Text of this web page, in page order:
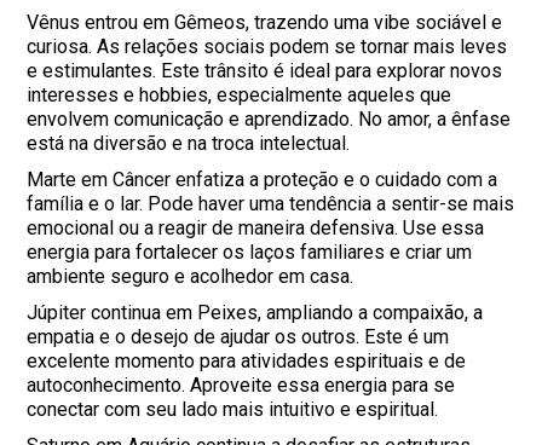
Vênus entrou em Gêmeos, trazendo uma vibe sociável e
curiosa. As relações sociais podem se tornar mais leves
e estimulantes. Este trânsito é ideal para explorar novos
interesses e hobbies, especialmente aqueles que
envolvem comunicação e aprendizado. No amor, a ênfase
está na diversão e na troca intelectual.
Marte em Câncer enfatiza a proteção e o cuidado com a
família e o lar. Pode haver uma tendência a sentir-se mais
emocional ou a reagir de maneira defensiva. Use essa
energia para fortalecer os laços familiares e criar um
ambiente seguro e acolhedor em casa.
Júpiter continua em Peixes, ampliando a compaixão, a
empatia e o desejo de ajudar os outros. Este é um
excelente momento para atividades espirituais e de
autoconhecimento. Aproveite essa energia para se
conectar com seu lado mais intuitivo e espiritual.